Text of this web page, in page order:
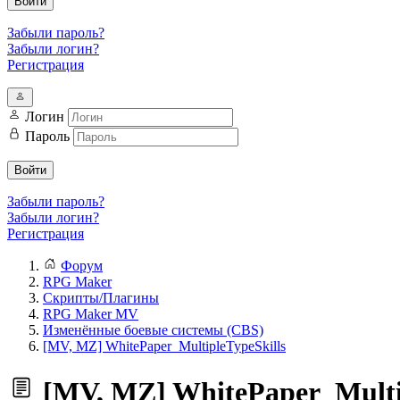
Забыли пароль?
Забыли логин?
Регистрация
Логин
Пароль
Войти
Забыли пароль?
Забыли логин?
Регистрация
Форум
RPG Maker
Скрипты/Плагины
RPG Maker MV
Изменённые боевые системы (CBS)
[MV, MZ] WhitePaper_MultipleTypeSkills
[MV, MZ]